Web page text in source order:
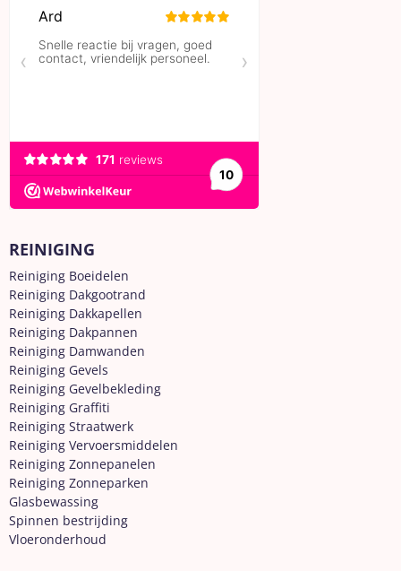
REINIGING
Reiniging Boeidelen
Reiniging Dakgootrand
Reiniging Dakkapellen
Reiniging Dakpannen
Reiniging Damwanden
Reiniging Gevels
Reiniging Gevelbekleding
Reiniging Graffiti
Reiniging Straatwerk
Reiniging Vervoersmiddelen
Reiniging Zonnepanelen
Reiniging Zonneparken
Glasbewassing
Spinnen bestrijding
Vloeronderhoud